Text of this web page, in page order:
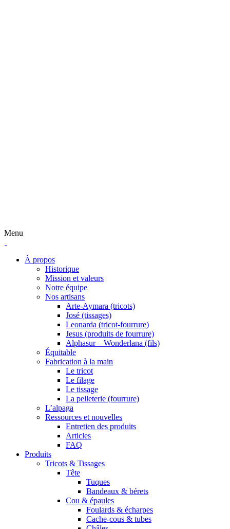
Menu
À propos
Historique
Mission et valeurs
Notre équipe
Nos artisans
Arte-Aymara (tricots)
José (tissages)
Leonarda (tricot-fourrure)
Jesus (produits de fourrure)
Alphasur – Wonderlana (fils)
Équitable
Fabrication à la main
Le tricot
Le filage
Le tissage
La pelleterie (fourrure)
L’alpaga
Ressources et nouvelles
Entretien des produits
Articles
FAQ
Produits
Tricots & Tissages
Tête
Tuques
Bandeaux & bérets
Cou & épaules
Foulards & écharpes
Cache-cous & tubes